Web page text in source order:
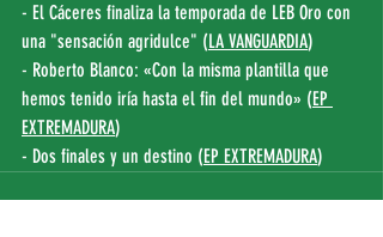
- El Cáceres finaliza la temporada de LEB Oro con
una "sensación agridulce" (LA VANGUARDIA)
- Roberto Blanco: «Con la misma plantilla que
hemos tenido iría hasta el fin del mundo» (EP
EXTREMADURA)
- Dos finales y un destino (EP EXTREMADURA)